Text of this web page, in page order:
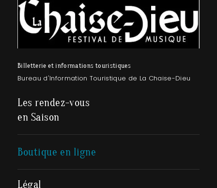
Billetterie et informations touristiques
Bureau d'Information Touristique de La Chaise-Dieu
Les rendez-vous
en Saison
Boutique en ligne
Légal